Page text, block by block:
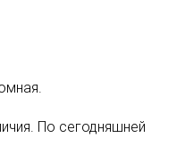
По сегодняшней